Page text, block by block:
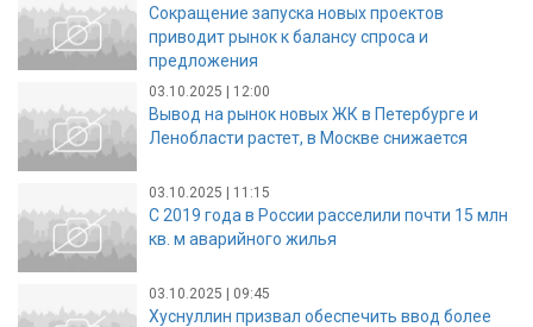
Сокращение запуска новых проектов
приводит рынок к балансу спроса и
предложения
03.10.2025 | 12:00
Вывод на рынок новых ЖК в Петербурге и
Ленобласти растет, в Москве снижается
03.10.2025 | 11:15
С 2019 года в России расселили почти 15 млн
кв. м аварийного жилья
03.10.2025 | 09:45
Хуснуллин призвал обеспечить ввод более